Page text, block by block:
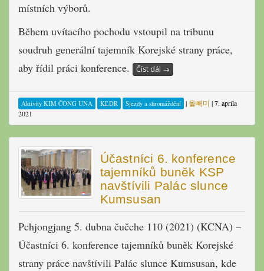
místních výborů.
Během uvítacího pochodu vstoupil na tribunu
soudruh generální tajemník Korejské strany práce,
aby řídil práci konference.
Číst dál →
Aktivity KIM ČONG UNA KĽDR Sjezdy a shromáždění | 올빼미 |7. apríla
2021
Účastníci 6. konference
tajemníků buněk KSP
navštívili Palác slunce
Kumsusan
Pchjongjang 5. dubna čučche 110 (2021) (KCNA) –
Účastníci 6. konference tajemníků buněk Korejské
strany práce navštívili Palác slunce Kumsusan, kde